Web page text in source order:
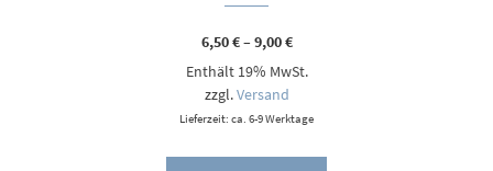
6,50€–9,00€Preisspanne:
bis
Enthält 19% MwSt.
zzgl.Versand
Lieferzeit: ca. 6-9 Werktage